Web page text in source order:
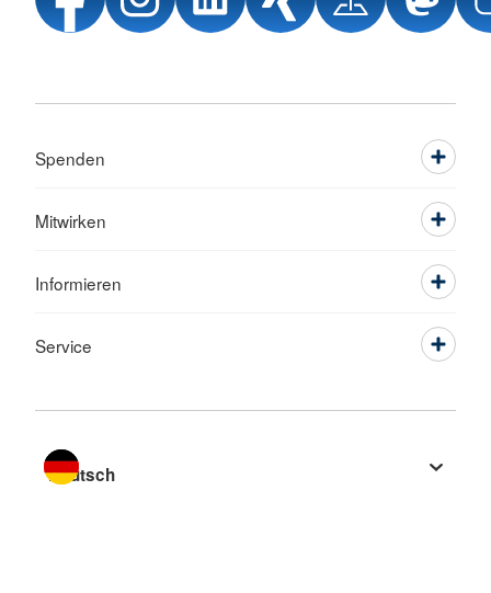
Spenden
Mitwirken
Informieren
Service
Sprache wechseln zu